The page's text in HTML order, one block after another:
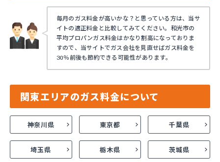
毎月のガス料金が高いかな？と思っている方は、当サ
イトの適正料金と比較してみてください。和光市の
平均プロパンガス料金はかなり割高になっておりま
すので、当サイトでガス会社を見直せばガス料金を
30％前後も節約できる可能性があります。
関東エリアのガス料金について
神奈川県 東京都 千葉県
埼玉県 栃木県 茨城県